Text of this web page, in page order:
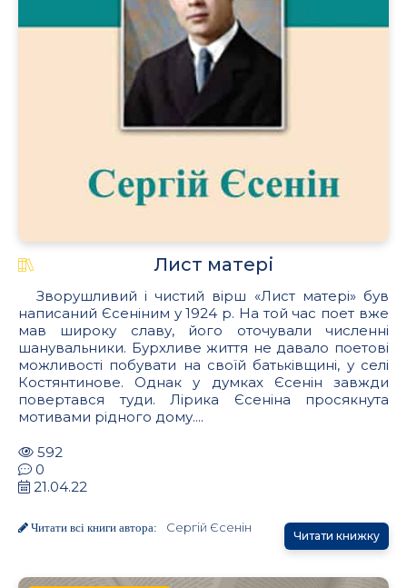
Лист матері
Зворушливий і чистий вірш «Лист матері» був
написаний Єсеніним у 1924 р. На той час поет вже
мав широку славу, його оточували численні
шанувальники. Бурхливе життя не давало поетові
можливості побувати на своїй батьківщині, у селі
Костянтинове. Однак у думках Єсенін завжди
повертався туди. Лірика Єсеніна просякнута
мотивами рідного дому....
592
0
21.04.22
Читати всі книги автора: Сергій Єсенін
Читати книжку